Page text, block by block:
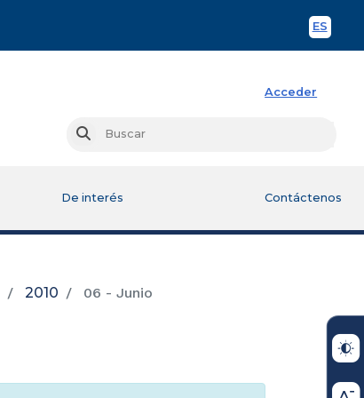
ES
Acceder
Buscar
De interés Contáctenos
2010 06 - Junio